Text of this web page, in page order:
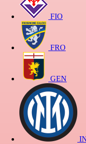
FIO
FRO
GEN